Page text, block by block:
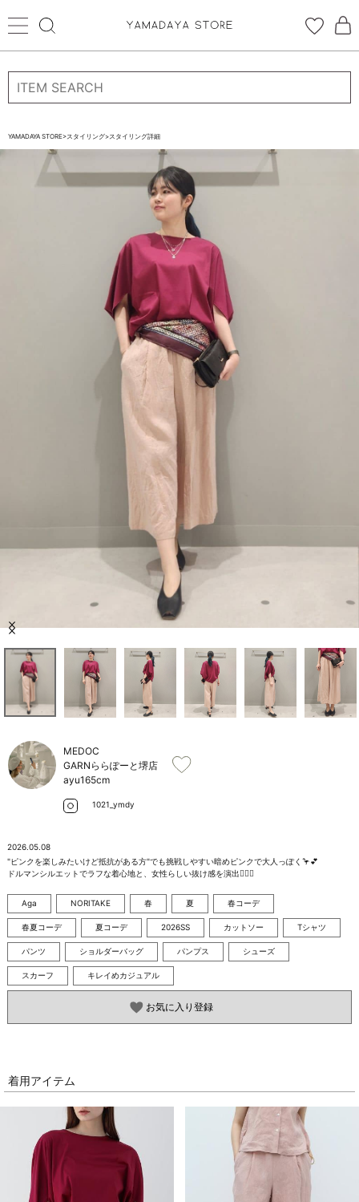
ログイン 新規会員登録
お気に入り
STORE BRAND・LABELから探す
サイズガイド
ご利用ガイド/ヘルプ
YAMADAYA STORE>スタイリング>スタイリング詳細
Item
MEDOC
GARNららぽーと堺店
ayu165cm
1021_ymdy
2026.05.08
"ピンクを楽しみたいけど抵抗がある方"でも挑戦しやすい暗めピンクで大人っぽく🦩💕
ドルマンシルエットでラフな着心地と、女性らしい抜け感を演出🙆🏻‍♀️
Aga NORITAKE 春 夏 春コーデ
春夏コーデ 夏コーデ 2026SS カットソー Tシャツ
パンツ ショルダーバッグ パンプス シューズ
スカーフ キレイめカジュアル
お気に入り登録
着用アイテム
ログイン